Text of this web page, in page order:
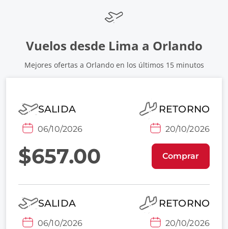
Vuelos desde Lima a Orlando
Mejores ofertas a Orlando en los últimos 15 minutos
SALIDA RETORNO
06/10/2026 20/10/2026
$657.00 Comprar
SALIDA RETORNO
06/10/2026 20/10/2026